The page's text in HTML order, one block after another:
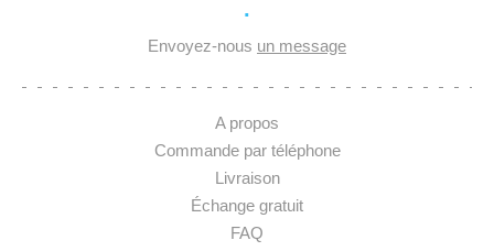
·
Envoyez-nous un message
A propos
Commande par téléphone
Livraison
Échange gratuit
FAQ